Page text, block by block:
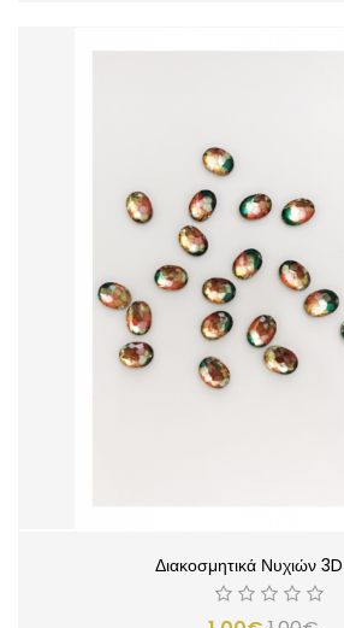
Διακοσμητικά Νυχιών